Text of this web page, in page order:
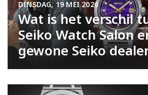
Wat is het verschil
Seiko Watch Salon
gewone Seiko
DINSDAG, 19 MEI 2026